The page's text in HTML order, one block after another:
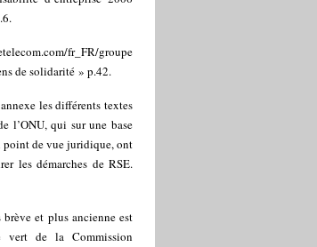
fr_FR/groupe
de solidarité » p.42.
les différents textes
l’ONU, qui sur une base
point de vue juridique, ont
les démarches de RSE.
et plus ancienne est
vert de la Commission